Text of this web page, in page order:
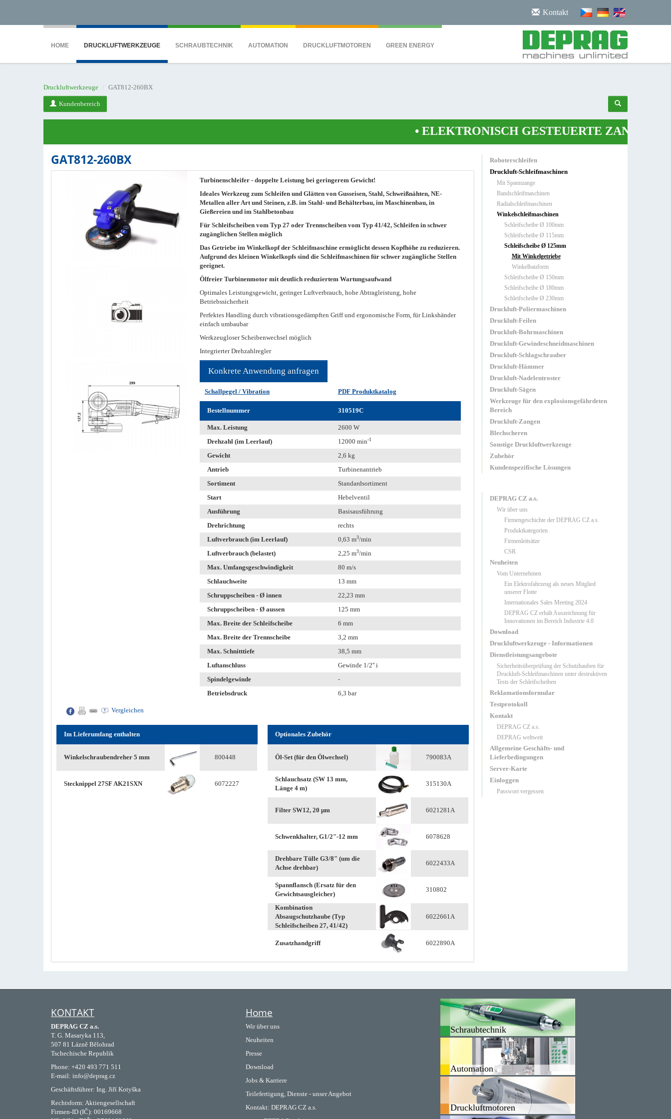
Kontakt
HOME DRUCKLUFTWERKZEUGE SCHRAUBTECHNIK AUTOMATION DRUCKLUFTMOTOREN GREEN ENERGY
Druckluftwerkzeuge GAT812-260BX
Kundenbereich
ELEKTRONISCH GESTEUERTE ZANGE•
GAT812-260BX
Turbinenschleifer - doppelte Leistung bei geringerem Gewicht!
Ideales Werkzeug zum Schleifen und Glätten von Gusseisen, Stahl, Schweißnähten, NE-
Metallen aller Art und Steinen, z.B. im Stahl- und Behälterbau, im Maschinenbau, in
Gießereien und im Stahlbetonbau
Für Schleifscheiben vom Typ 27 oder Trennscheiben vom Typ 41/42, Schleifen in schwer
zugänglichen Stellen möglich
Das Getriebe im Winkelkopf der Schleifmaschine ermöglicht dessen Kopfhöhe zu reduzieren.
Aufgrund des kleinen Winkelkopfs sind die Schleifmaschinen für schwer zugängliche Stellen
geeignet.
Ölfreier Turbinenmotor mit deutlich reduziertem Wartungsaufwand
Optimales Leistungsgewicht, geringer Luftverbrauch, hohe Abtragleistung, hohe
Betriebssicherheit
Perfektes Handling durch vibrationsgedämpften Griff und ergonomische Form, für Linkshänder
einfach umbaubar
Werkzeugloser Scheibenwechsel möglich
Integrierter Drehzahlregler
Konkrete Anwendung anfragen
Schallpegel / Vibration PDF Produktkatalog
Bestellnummer 310519C
Max. Leistung
2600 W
Drehzahl (im Leerlauf)
12000 min-1
Gewicht
2,6 kg
Antrieb
Turbinenantrieb
Sortiment
Standardsortiment
Start
Hebelventil
Ausführung
Basisausführung
Drehrichtung
rechts
Luftverbrauch (im Leerlauf)
0,63 m3/min
Luftverbrauch (belastet)
2,25 m3/min
Max. Umfangsgeschwindigkeit
80 m/s
Schlauchweite
13 mm
Schruppscheiben - Ø innen
22,23 mm
Schruppscheiben - Ø aussen
125 mm
Max. Breite der Schleifscheibe
6 mm
Max. Breite der Trennscheibe
3,2 mm
Max. Schnitttiefe
38,5 mm
Luftanschluss
Gewinde 1/2'' i
Spindelgewinde
-
Betriebsdruck
6,3 bar
Vergleichen
Im Lieferumfang enthalten
Winkelschraubendreher 5 mm 800448
Stecknippel 27SF AK21SXN 6072227
Optionales Zubehör
Öl-Set (für den Ölwechsel) 790083A
Schlauchsatz (SW 13 mm,
Länge 4 m)
315130A
Filter SW12, 20 μm 6021281A
Schwenkhalter, G1/2"-12 mm 6078628
Drehbare Tülle G3/8" (um die
Achse drehbar)
6022433A
Spannflansch (Ersatz für den
Gewichtsausgleicher)
310802
Kombination
Absaugschutzhaube (Typ
Schleifscheiben 27, 41/42)
6022661A
Zusatzhandgriff 6022890A
Roboterschleifen
Druckluft-Schleifmaschinen
Mit Spannzange
Bandschleifmaschinen
Radialschleifmaschinen
Winkelschleifmaschinen
Schleifscheibe Ø 100mm
Schleifscheibe Ø 115mm
Schleifscheibe Ø 125mm
Mit Winkelgetriebe
Winkelbauform
Schleifscheibe Ø 150mm
Schleifscheibe Ø 180mm
Schleifscheibe Ø 230mm
Druckluft-Poliermaschinen
Druckluft-Feilen
Druckluft-Bohrmaschinen
Druckluft-Gewindeschneidmaschinen
Druckluft-Schlagschrauber
Druckluft-Hämmer
Druckluft-Nadelentroster
Druckluft-Sägen
Werkzeuge für den explosionsgefährdeten
Bereich
Druckluft-Zangen
Blechscheren
Sonstige Druckluftwerkzeuge
Zubehör
Kundenspezifische Lösungen
DEPRAG CZ a.s.
Wir über uns
Firmengeschichte der DEPRAG CZ a.s.
Produktkategorien
Firmenleitsätze
CSR
Neuheiten
Vom Unternehmen
Ein Elektrofahrzeug als neues Mitglied
unserer Flotte
Internationales Sales Meeting 2024
DEPRAG CZ erhält Auszeichnung für
Innovationen im Bereich Industrie 4.0
Download
Druckluftwerkzeuge - Informationen
Dienstleistungsangebote
Sicherheitsüberprüfung der Schutzhauben für
Druckluft-Schleifmaschinen unter destruktiven
Tests der Schleifscheiben
Reklamationsformular
Testprotokoll
Kontakt
DEPRAG CZ a.s.
DEPRAG weltweit
Allgemeine Geschäfts- und
Lieferbedingungen
Server-Karte
Einloggen
Passwort vergessen
KONTAKT
DEPRAG CZ a.s.
T. G. Masaryka 113,
507 81 Lázně Bělohrad
Tschechische Republik
Phone: +420 493 771 511
E-mail: info@deprag.cz
Geschäftsführer: Ing. Jiří Kotyška
Rechtsform: Aktiengesellschaft
Firmen-ID (IČ): 00169668
Home
Wir über uns
Neuheiten
Presse
Download
Jobs & Karriere
Teilefertigung, Dienste - unser Angebot
Kontakt: DEPRAG CZ a.s.
Schraubtechnik
Automation
Druckluftmotoren